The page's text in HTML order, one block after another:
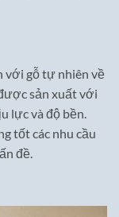
với gỗ tự nhiên về
sản xuất với
lực và độ bền.
tốt các nhu cầu
đề.